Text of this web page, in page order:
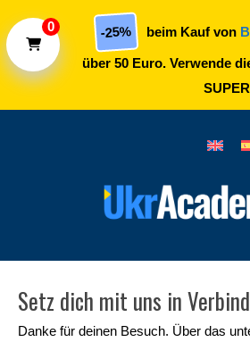
-25% beim Kauf von
über 50 Euro. Verwende
Setz dich mit uns in
Danke für deinen Besuch. Über das
0